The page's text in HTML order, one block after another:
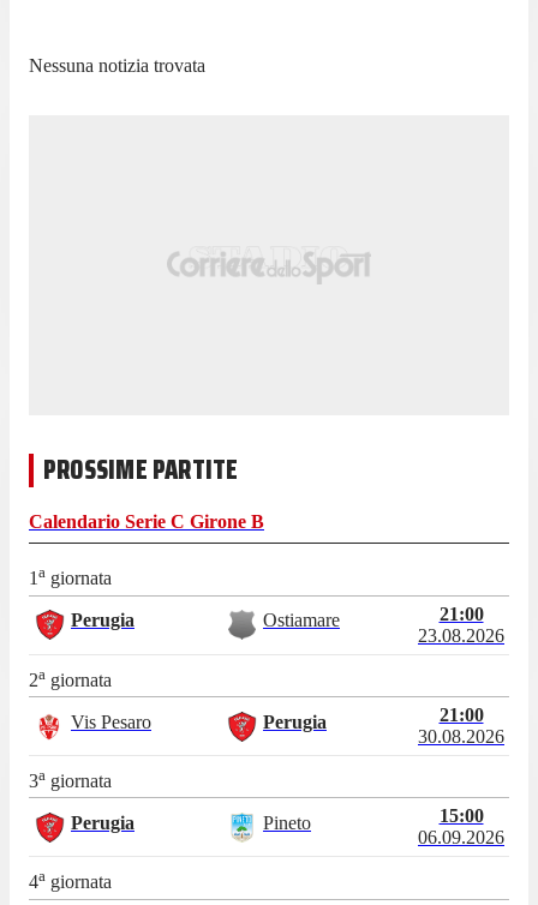
Nessuna notizia trovata
PROSSIME PARTITE
Calendario Serie C Girone B
1a giornata
Perugia Ostiamare
21:00
23.08.2026
2a giornata
Vis Pesaro Perugia
21:00
30.08.2026
3a giornata
Perugia Pineto
15:00
06.09.2026
4a giornata